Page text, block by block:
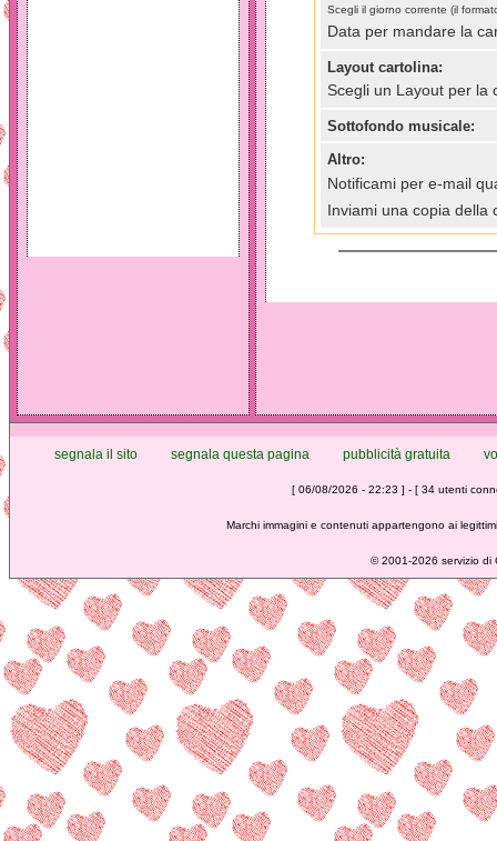
Scegli il giorno corrente (il
Data per mandare la
Layout cartolina:
Scegli un Layout per la
Sottofondo musicale:
Altro:
Notificami per e-mail
Inviami una copia della
segnala il sito segnala questa pagina pubblicità gratuita
[ 06/08/2026 - 22:23 ] - [ 34 utenti
Marchi immagini e contenuti appartengono ai
©2001-2026 servizio di